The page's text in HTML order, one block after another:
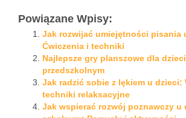
Powiązane Wpisy:
Jak rozwijać umiejętności pisania
Ćwiczenia i techniki
Najlepsze gry planszowe dla
przedszkolnym
Jak radzić sobie z lękiem u dzieci:
techniki relaksacyjne
Jak wspierać rozwój poznawczy u